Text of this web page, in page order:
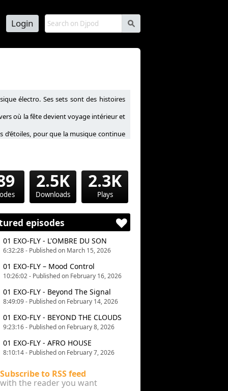
s
Login
électro. Ses sets sont des histoires
où la fête devient voyage intérieur et
d’étoiles, pour que la musique continue
2.5K
Downloads
2.3K
Plays
episodes
01 EXO-FLY - L'OMBRE DU SON
6:32:28 - Published on March 15, 2026
01 EXO-FLY – Mood Control
10:26:02 - Published on February 16, 2026
01 EXO-FLY - Beyond The Signal
8:49:09 - Published on February 14, 2026
01 EXO-FLY - BEYOND THE CLOUDS
9:23:16 - Published on February 8, 2026
01 EXO-FLY - AFRO HOUSE
8:10:14 - Published on February 7, 2026
Subscribe to RSS feed
with the reader you want